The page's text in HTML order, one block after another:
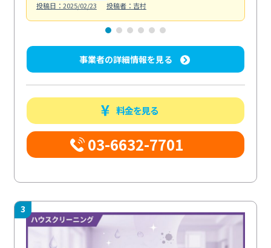
投稿日：2025/02/23
投稿者：吉村
事業者の詳細情報を見る
料金を見る
03-6632-7701
3